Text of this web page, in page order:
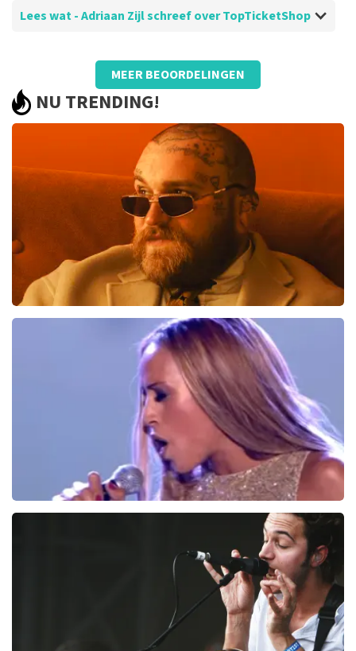
Lees wat - Adriaan Zijl schreef over TopTicketShop
Beoordeling van - Adriaan Zijl overTopTicketShop
Lekker makkelijk en goed
MEER BEOORDELINGEN
NU TRENDING!
laatste 30 minuten